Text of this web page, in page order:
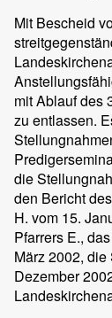
Mit Bescheid
mit Ablauf des
zu entlassen.
die
den Bericht
H. vom 15.
Pfarrers E.,
März 2002,
Dezember